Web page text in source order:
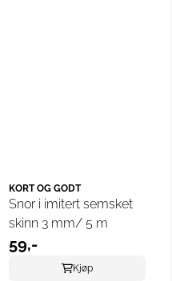
KORT OG GODT
Snor i imitert semsket
skinn 3 mm/ 5 m
59,-
Kjøp